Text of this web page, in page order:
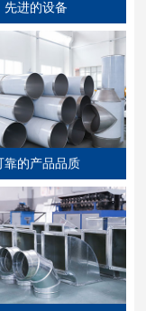
先进的设备
靠的产品品质